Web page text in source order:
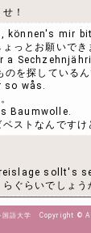
！
können's mir
っとお願いでき
a
を探しているん
so wås.
Baumwolle.
ストなんですけ
sollt's
ぐらいでしょう
国語大学 Copyright ©